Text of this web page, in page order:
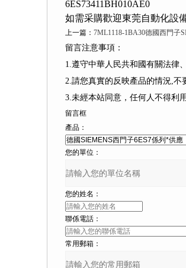
6ES73411BH010AE0
如需采購歡迎東莞自動化設備
上一篇： 7ML1118-1BA30德國西門子
留言注意事項：
1.遵守中華人民共和國有關法律
2.請您真實的反映產品的情況,不要捏
3.未經本站同意，任何人不得
留言框
產品：
您的單位：
您的姓名：
聯係電話：
常用郵箱：